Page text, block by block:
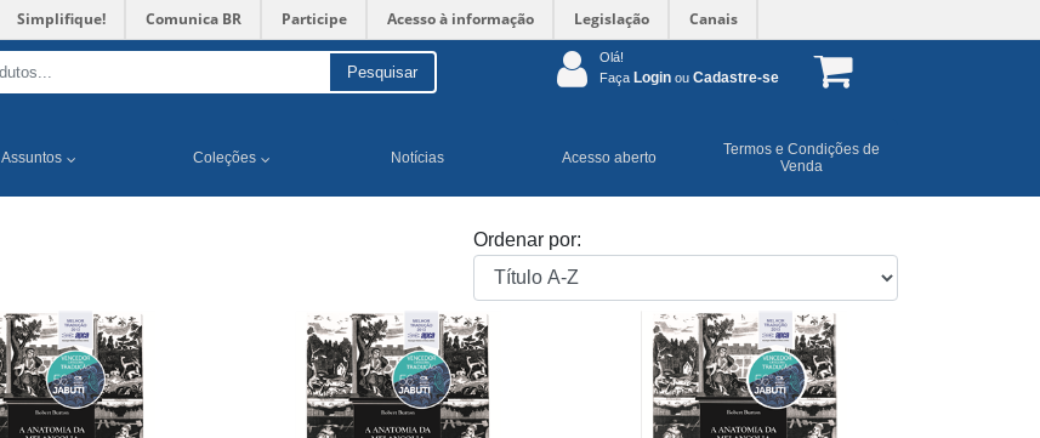
Simplifique! Comunica BR Participe Acesso à informação Legislação Canais
Pesquisar
Olá!
Faça Login ou Cadastre-se
Assuntos Coleções Notícias Acesso aberto
Termos e Condições de
Venda
Ordenar por: